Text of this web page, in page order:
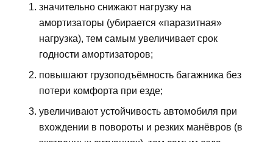
значительно снижают нагрузку на
амортизаторы (убирается «паразитная»
нагрузка), тем самым увеличивает срок
годности амортизаторов;
повышают грузоподъёмность багажника без
потери комфорта при езде;
увеличивают устойчивость автомобиля при
вхождении в повороты и резких манёвров (в